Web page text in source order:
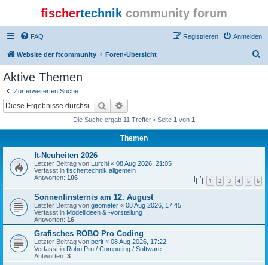
fischertechnik community forum
FAQ Anmelden
Registrieren
Website der ftcommunity Foren-Übersicht
Aktive Themen
Zur erweiterten Suche
Suche
Die Suche ergab 11 Treffer • Seite 1 von 1
Themen
ft-Neuheiten 2026
Letzter Beitrag von Lurchi « 08 Aug 2026, 21:05
Verfasst in fischertechnik allgemein
Antworten: 106 1 2 3 4 5 6
Sonnenfinsternis am 12. August
Letzter Beitrag von geometer « 08 Aug 2026, 17:45
Verfasst in Modellideen & -vorstellung
Antworten: 16
Grafisches ROBO Pro Coding
Letzter Beitrag von perlt « 08 Aug 2026, 17:22
Verfasst in Robo Pro / Computing / Software
Antworten: 3